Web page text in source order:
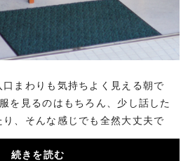
まわりも気持ちよく見える朝で
を見るのはもちろん、少し話した
り、そんな感じでも全然大丈夫で
やすくしているので、気にな...
続きを読む